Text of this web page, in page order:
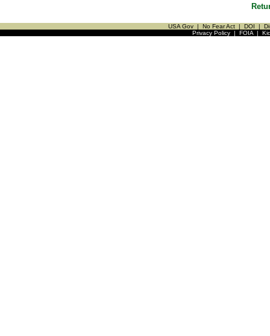
USA Gov | No Fear Act | DOI |
Privacy Policy| FOIA|